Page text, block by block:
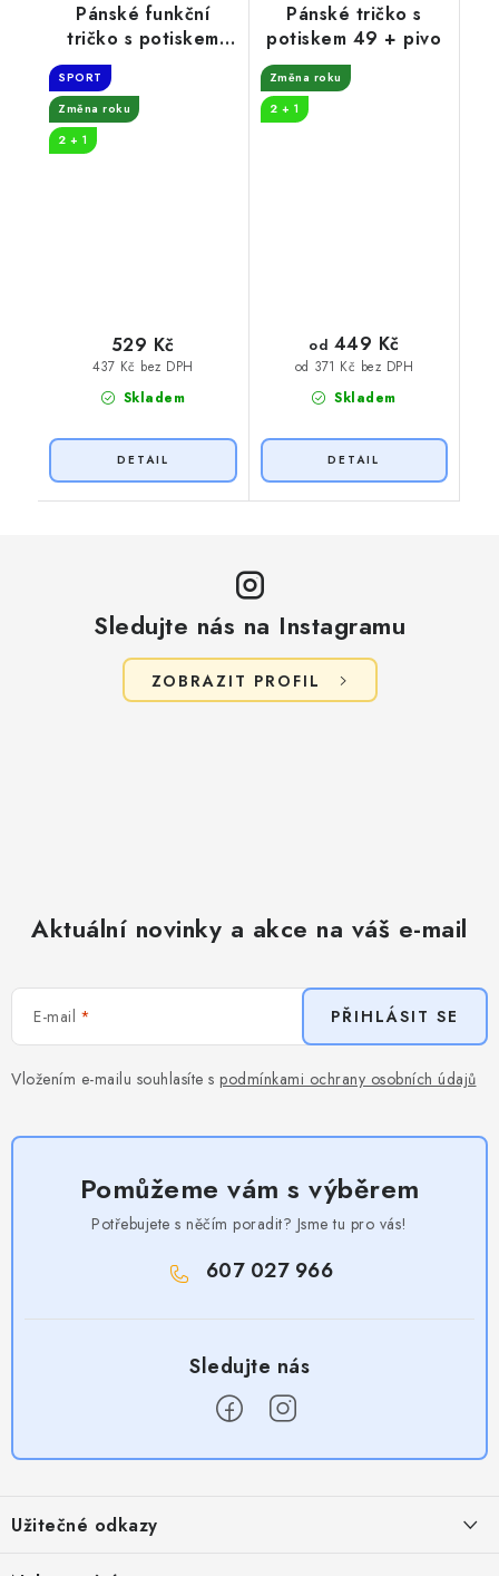
Pánské funkční
tričko s potiskem
SPORT
Změna roku
2 + 1
Skladem
437 Kč bez DPH
529 Kč
Pánské tričko s
potiskem 49 + pivo
Změna roku
2 + 1
Skladem
od 371 Kč bez DPH
od 449 Kč
Sledujte nás na Instagramu
ZOBRAZIT PROFIL
Aktuální novinky a akce na váš e-mail
E-mail
Vložením e-mailu souhlasíte s podmínkami ochrany osobních údajů
PŘIHLÁSIT SE
Pomůžeme vám s výběrem
Potřebujete s něčím poradit? Jsme tu pro vás!
607 027 966
p
a
Užitečné odkazy